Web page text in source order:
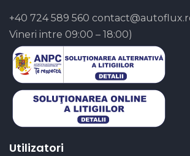
+40 724 589 560
Vineri intre 09:00 – 18:00)
Utilizatori